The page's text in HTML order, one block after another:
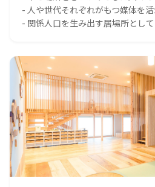
- 人や世代それぞれがもつ媒体を
- 関係人口を生み出す居場所とし